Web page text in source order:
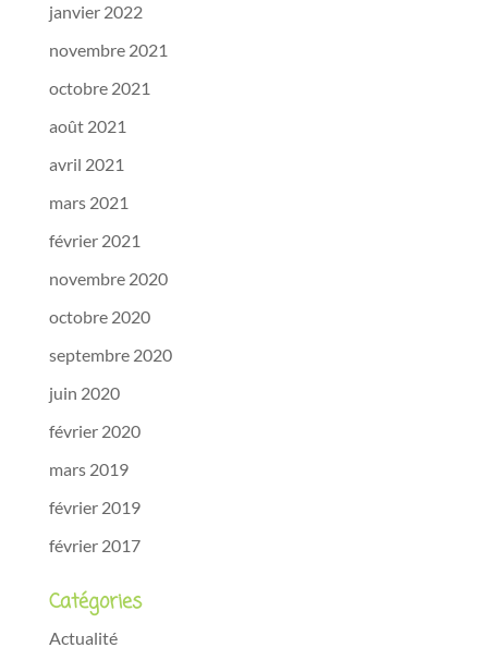
janvier 2022
novembre 2021
octobre 2021
août 2021
avril 2021
mars 2021
février 2021
novembre 2020
octobre 2020
septembre 2020
juin 2020
février 2020
mars 2019
février 2019
février 2017
Catégories
Actualité